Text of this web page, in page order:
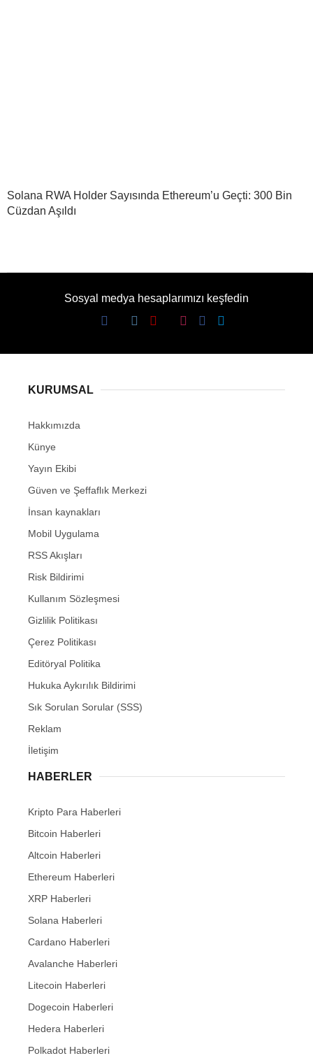
Solana RWA Holder Sayısında Ethereum’u Geçti: 300 Bin
Cüzdan Aşıldı
Sosyal medya hesaplarımızı keşfedin
KURUMSAL
Hakkımızda
Künye
Yayın Ekibi
Güven ve Şeffaflık Merkezi
İnsan kaynakları
Mobil Uygulama
RSS Akışları
Risk Bildirimi
Kullanım Sözleşmesi
Gizlilik Politikası
Çerez Politikası
Editöryal Politika
Hukuka Aykırılık Bildirimi
Sık Sorulan Sorular (SSS)
Reklam
İletişim
HABERLER
Kripto Para Haberleri
Bitcoin Haberleri
Altcoin Haberleri
Ethereum Haberleri
XRP Haberleri
Solana Haberleri
Cardano Haberleri
Avalanche Haberleri
Litecoin Haberleri
Dogecoin Haberleri
Hedera Haberleri
Polkadot Haberleri